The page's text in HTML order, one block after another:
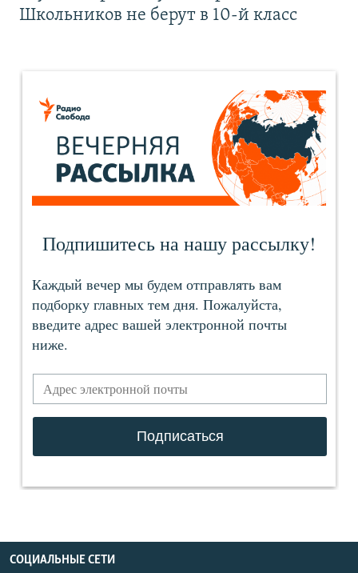
Школьников не берут в 10-й класс
СОЦИАЛЬНЫЕ СЕТИ